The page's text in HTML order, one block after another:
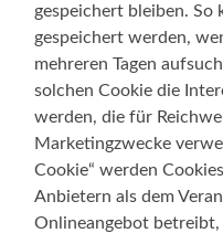
gespeichert bleiben. So
gespeichert werden,
mehreren Tagen
solchen Cookie die
werden, die für
Marketingzwecke
Cookie“ werden
Anbietern als dem
Onlineangebot